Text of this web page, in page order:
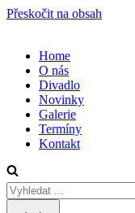
Přeskočit na obsah
Home
O nás
Divadlo
Novinky
Galerie
Termíny
Kontakt
Vyhledat
...